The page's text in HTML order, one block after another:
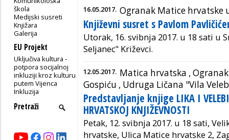
škola
Medijski susreti
Knjižara
Galerija
EU Projekt
Uključiva kultura -
potpora socijalnoj
inkluziji kroz kulturu
putem Vijenca
Inkluzija
16.05.2017. Ogranak Matice hrvatske
Književni susret s Pavlom
Utorak, 16. svibnja 2017. u 18 sati u
Seljanec" Križevci.
12.05.2017. Matica hrvatska ,
Gospiću , Udruga Ličana "Vila
Predstavljanje knjige LIKA I
HRVATSKOJ KNJIŽEVNOSTI
Petak, 12. svibnja 2017. u 18 sati,
hrvatske, Ulica Matice hrvatske 2,